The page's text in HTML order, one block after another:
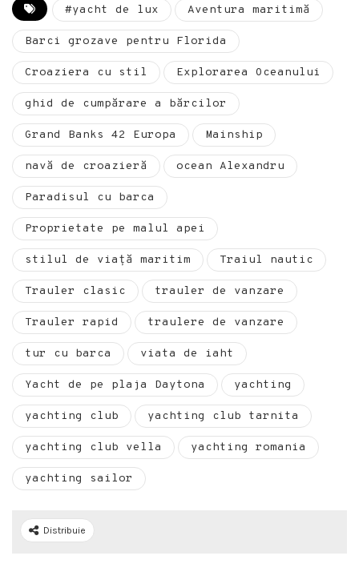
#yacht de lux Aventura maritimă
Barci grozave pentru Florida
Croaziera cu stil Explorarea Oceanului
ghid de cumpărare a bărcilor
Grand Banks 42 Europa Mainship
navă de croazieră ocean Alexandru
Paradisul cu barca
Proprietate pe malul apei
stilul de viață maritim Traiul nautic
Trauler clasic trauler de vanzare
Trauler rapid traulere de vanzare
tur cu barca viata de iaht
Yacht de pe plaja Daytona yachting
yachting club yachting club tarnita
yachting club vella yachting romania
yachting sailor
Distribuie